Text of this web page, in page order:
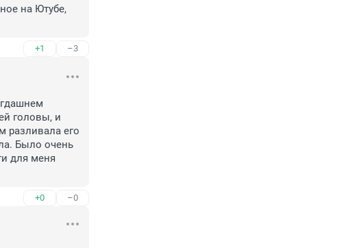
на Ютубе,
+1 –3
головы, и
разливала его
Было очень
для меня
+0 –0